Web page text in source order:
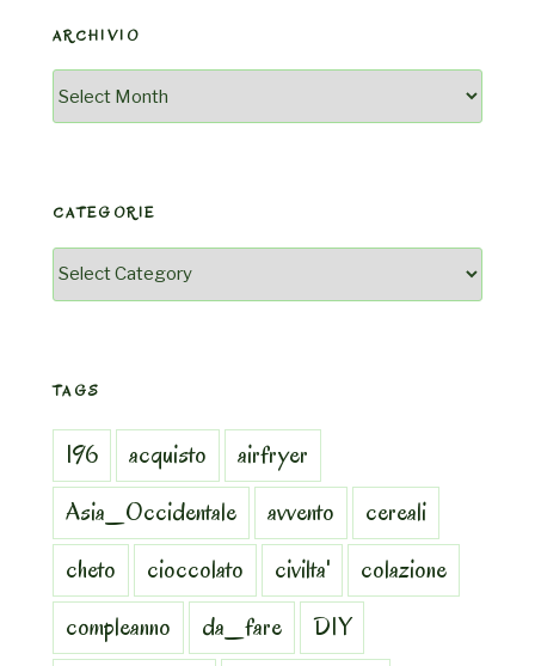
ARCHIVIO
Archivio
CATEGORIE
Categorie
TAGS
196 acquisto
airfryer
Asia_Occidentale
avvento
cereali
cheto
cioccolato civilta'
colazione
compleanno
da_fare
DIY